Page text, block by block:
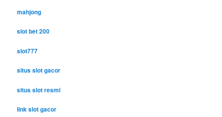
mahjong
slot bet 200
slot777
situs slot gacor
situs slot resmi
link slot gacor